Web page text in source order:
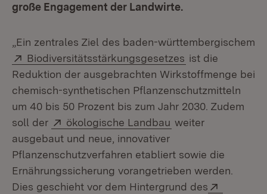
große Engagement der Landwirte.
„Ein zentrales Ziel des baden-württembergischem
Extern:
Biodiversitätsstärkungsgesetzes (Öffnet in
ist die
Reduktion der ausgebrachten Wirkstoffmenge bei
chemisch-synthetischen Pflanzenschutzmitteln
um 40 bis 50 Prozent bis zum Jahr 2030. Zudem
soll der
Extern:
ökologische Landbau (Öffnet in neuem
weiter
ausgebaut und neue, innovativer
Pflanzenschutzverfahren etabliert sowie die
Ernährungssicherung vorangetrieben werden.
Dies geschieht vor dem Hintergrund des